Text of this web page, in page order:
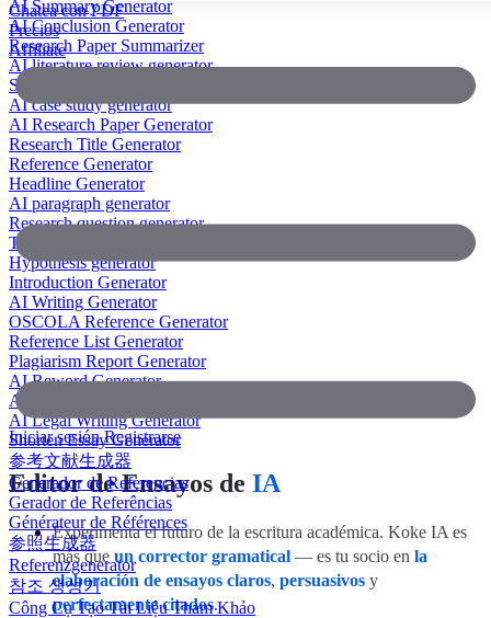
AI Summary Generator
AI Conclusion Generator
Research Paper Summarizer
AI literature review generator
Scientific Paper Summarizer
AI case study generator
AI Research Paper Generator
Research Title Generator
Reference Generator
Headline Generator
AI paragraph generator
Research question generator
Thesis paragraph generator
Hypothesis generator
Introduction Generator
AI Writing Generator
OSCOLA Reference Generator
Reference List Generator
Plagiarism Report Generator
AI Reword Generator
AI Bullet Point Generator
AI Legal Writing Generator
Shorten Essay Generator
参考文献生成器
Generador de Referencias
Gerador de Referências
Générateur de Références
参照生成器
Referenzgenerator
참조 생성기
Công Cụ Tạo Tài Liệu Tham Khảo
Chatea con PDF
Precios
Affiliate
Iniciar sesiónRegistrarse
Editor de Ensayos de IA
Experimenta el futuro de la escritura académica. Koke IA es
más que un corrector gramatical — es tu socio en la
elaboración de ensayos claros, persuasivos y
perfectamente citados.